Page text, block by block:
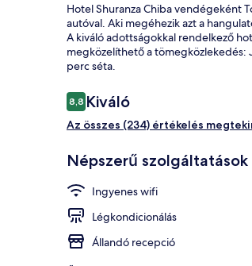
Hotel Shuranza Chiba vendégeként
autóval. Aki megéhezik azt a
A kiváló adottságokkal rendelkező
megközelíthető a
perc séta.
Értékelések
8,88,8 ennyiből: 10
Kiváló
Az összes (234) értékelés
Népszerű szolgáltatások
Ingyenes wifi
Légkondicionálás
Állandó recepció